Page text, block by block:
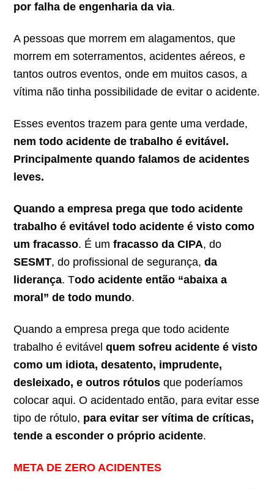
por falha de engenharia da via.
A pessoas que morrem em alagamentos, que
morrem em soterramentos, acidentes aéreos, e
tantos outros eventos, onde em muitos casos, a
vítima não tinha possibilidade de evitar o acidente.
Esses eventos trazem para gente uma verdade,
nem todo acidente de trabalho é evitável.
Principalmente quando falamos de acidentes
leves.
Quando a empresa prega que todo acidente
trabalho é evitável todo acidente é visto como
um fracasso. É umfracasso da CIPA, do
SESMT, do profissional de segurança,da
liderança. Todo acidente então “abaixa a
moral” de todo mundo.
Quando a empresa prega que todo acidente
trabalho é evitávelquem sofreu acidente é visto
como um idiota, desatento, imprudente,
desleixado, e outros rótulos que poderíamos
colocar aqui. O acidentado então, para evitar esse
tipo de rótulo, para evitar ser vítima de críticas,
tende a esconder o próprio acidente.
META DE ZERO ACIDENTES